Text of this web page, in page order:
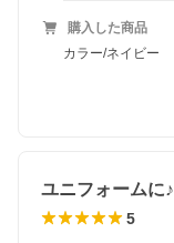
購入した商品
カラー/ネイビー
ユニフォームに♪
5